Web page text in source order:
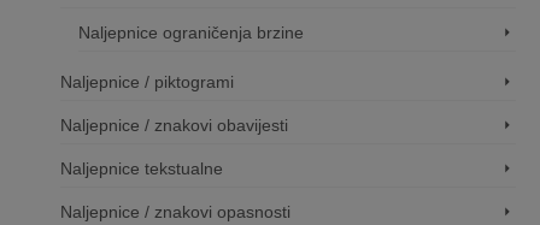
Naljepnice ograničenja brzine
Naljepnice / piktogrami
Naljepnice / znakovi obavijesti
Naljepnice tekstualne
Naljepnice / znakovi opasnosti